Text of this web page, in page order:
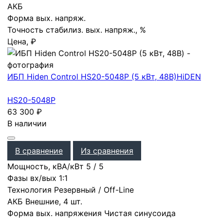
АКБ
Форма вых. напряж.
Точность стабилиз. вых. напряж., %
Цена, ₽
ИБП Hiden Control HS20-5048P (5 кВт, 48В)HiDEN
HS20-5048P
63 300 ₽
В наличии
В сравнение
Из сравнения
Мощность, кВА/кВт 5 / 5
Фазы вх/вых 1:1
Технология Резервный / Off-Line
АКБ Внешние, 4 шт.
Форма вых. напряжения Чистая синусоида